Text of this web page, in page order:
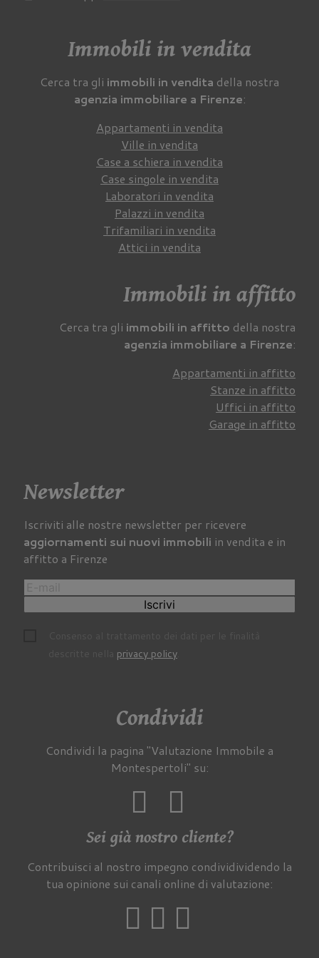
Immobili in vendita
Cerca tra gli immobili in vendita della nostra
agenzia immobiliare a Firenze:
Appartamenti in vendita
Ville in vendita
Case a schiera in vendita
Case singole in vendita
Laboratori in vendita
Palazzi in vendita
Trifamiliari in vendita
Attici in vendita
Immobili in affitto
Cerca tra gli immobili in affitto della nostra
agenzia immobiliare a Firenze:
Appartamenti in affitto
Stanze in affitto
Uffici in affitto
Garage in affitto
Newsletter
Iscriviti alle nostre newsletter per ricevere
aggiornamenti sui nuovi immobili in vendita e in
affitto a Firenze
Iscrivi
privacy policy.
Condividi
Condividi la pagina "Valutazione Immobile a
Montespertoli" su:
Sei già nostro cliente?
Contribuisci al nostro impegno condividividendo la
tua opinione sui canali online di valutazione: